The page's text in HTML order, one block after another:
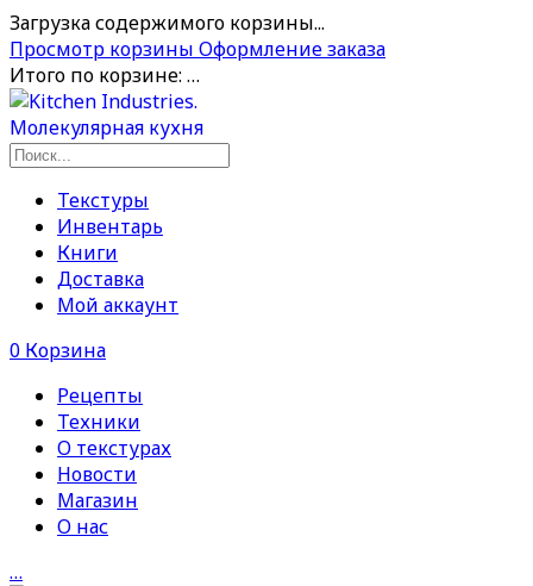
Загрузка содержимого корзины...
Просмотр корзины Оформление заказа
Итого по корзине: …
Текстуры
Инвентарь
Книги
Доставка
Мой аккаунт
0 Корзина
Рецепты
Техники
О текстурах
Новости
Магазин
О нас
…